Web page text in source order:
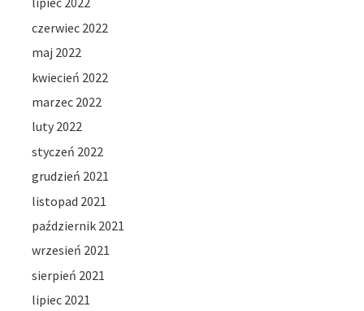
czerwiec 2022
maj 2022
kwiecień 2022
marzec 2022
luty 2022
styczeń 2022
grudzień 2021
listopad 2021
październik 2021
wrzesień 2021
sierpień 2021
lipiec 2021